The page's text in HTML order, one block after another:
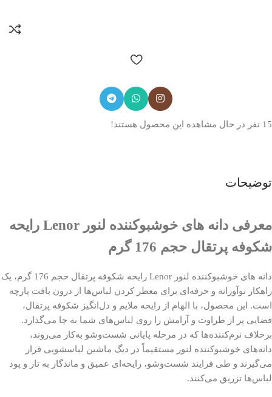
15 نفر در حال مشاهده این محصول هستند!
توضیحات
معرفی دانه های خوشبوکننده لنور Lenor رایحه
شکوفه پرتقال حجم 176 گرم
دانه های خوشبوکننده لنور Lenor رایحه شکوفه پرتقال حجم 176 گرم، یک
راهکار نوآورانه و حرفه‌ای برای معطر کردن لباس‌ها از درون بافت پارچه
است. این محصول، با الهام از رایحه ملایم و دل‌انگیز شکوفه پرتقال،
فضایی پر از طراوت و آرامش را روی لباس‌های شما به جا می‌گذارد.
برخلاف نرم‌کننده‌ها که در مرحله پایانی شست‌وشو به‌کار می‌روند،
دانه‌های خوشبوکننده لنور مستقیماً در دیگ ماشین لباسشویی قرار
می‌گیرند و طی فرایند شست‌وشو، رایحه‌ای عمیق و ماندگار به تار و پود
لباس‌ها تزریق می‌کنند.